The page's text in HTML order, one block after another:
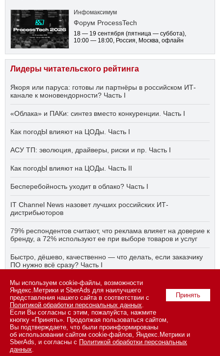
Инфомаксимум
Форум ProcessTech
18 — 19 сентября (пятница — суббота),
10:00 — 18:00, Россия, Москва, офлайн
Лидеры читательского рейтинга
Якоря или паруса: готовы ли партнёры в российском ИТ-
канале к моновендорности? Часть I
«Облака» и ПАКи: синтез вместо конкуренции. Часть I
Как погодЫ влияют на ЦОДы. Часть I
АСУ ТП: эволюция, драйверы, риски и пр. Часть I
Как погодЫ влияют на ЦОДы. Часть II
Бесперебойность уходит в облако? Часть I
IT Channel News назовет лучших российских ИТ-
дистрибьюторов
79% респондентов считают, что реклама влияет на доверие к
бренду, а 72% используют ее при выборе товаров и услуг
Быстро, дёшево, качественно — что делать, если заказчику
ПО нужно всё сразу? Часть I
АСУ ТП на пятый год активного импортозамещения. Часть II
© 2026 ООО «СК ПРЕСС».Политика конфиденциальности
персональных данных,информация об авторских правах и порядке
использования материалов сайта
109147 г. Москва, ул. Марксистская, 34, строение 10. Телефон: +7
495 974-22-60 (доб. 1500). Факс: +7 495 974-22-63. E-mail:
vopros@novostiitkanala.ru
Принять
Мы используем cookie-файлы, возможности
Яндекс.Метрики и SberAds для наилучшего
представления нашего сайта в соответствии с
Политикой обработки персональных данных.
Если Вы согласны с этим, пожалуйста, нажмите
кнопку «Принять». Продолжая пользоваться сайтом,
Вы подтверждаете, что были проинформированы
об использовании сайтом cookie-файлов, Яндекс.Метрики и
SberAds, и согласны с Политикой обработки персональных
данных.